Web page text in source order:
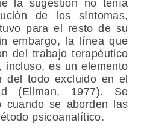
la sugestión no tenía
de los síntomas,
para el resto de su
embargo, la línea que
del trabajo terapéutico
es un elemento
del todo excluido en el
(Ellman, 1977). Se
cuando se aborden las
psicoanalítico.